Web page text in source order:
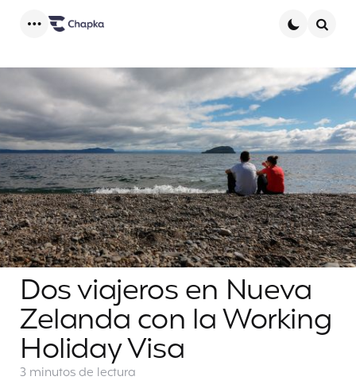
Dos viajeros en Nueva
Zelanda con la Working
Holiday Visa
3 minutosde lectura